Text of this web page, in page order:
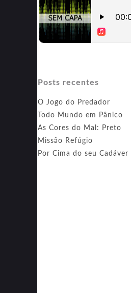
Posts recentes
O Jogo do Predador
Todo Mundo em Pânico
As Cores do Mal: Preto
Missão Refúgio
Por Cima do seu Cadáver